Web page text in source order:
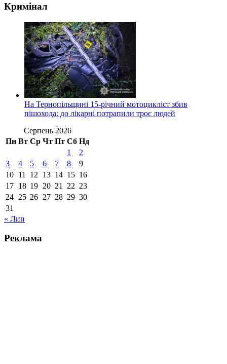
Кримінал
На Тернопільщині 15-річний мотоцикліст збив
пішохода: до лікарні потрапили троє людей
Серпень 2026
Пн Вт Ср Чт Пт Сб Нд
1
2
3
4 5 6 7 8
9
10 11 12 13 14 15 16
17 18 19 20 21 22 23
24 25 26 27 28 29 30
31
« Лип
Реклама